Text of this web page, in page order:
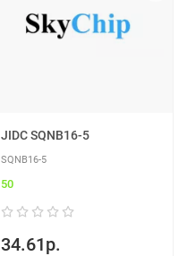
JIDC SQNB16-5
SQNB16-5
50
34.61р.